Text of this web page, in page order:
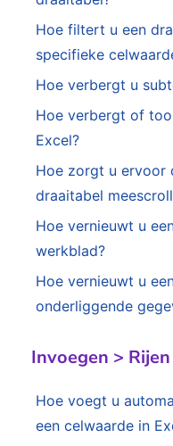
Hoe filtert u een
specifieke
Hoe verbergt u
Hoe verbergt of
Excel?
Hoe zorgt u ervoor
draaitabel
Hoe vernieuwt u
werkblad?
Hoe vernieuwt u
onderliggende
Invoegen >
Hoe voegt u
een celwaarde in